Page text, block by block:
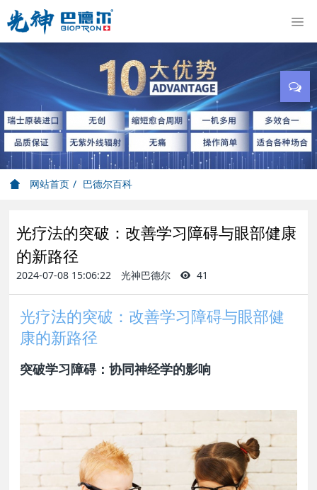
网站首页 巴德尔百科
光疗法的突破：改善学习障碍与眼部健康
的新路径
2024-07-08 15:06:22 光神巴德尔 41
光疗法的突破：改善学习障碍与眼部健
康的新路径
突破学习障碍：协同神经学的影响